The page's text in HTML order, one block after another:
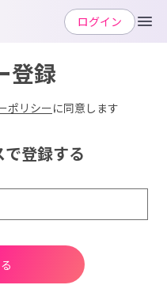
登録
ポリシーに同意します
登録する
ログイン